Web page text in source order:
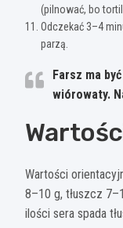
(pilnować, bo
Odczekać 3–4
parzą.
Farsz ma
wiórowaty.
Wartości
8–10 g, tłuszcz
ilości sera spada